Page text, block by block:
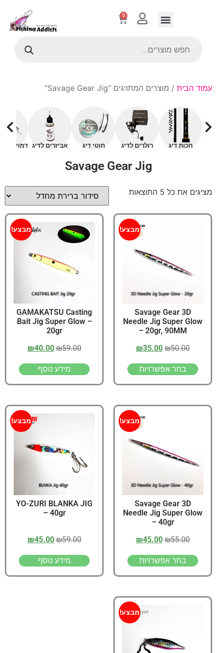
0
עמוד הבית / מוצרים המתויגים “Savage Gear Jig”
חכות דיג רולרים לדיג חוטי דיג אביזרים לדיג דמויים
Savage Gear Jig
מציגים את כל ⁦5⁩ התוצאות
מבצע!
Savage Gear 3D
Needle Jig Super Glow
– 20gr, 90MM
₪50.00
₪35.00
בחר אפשרויות
מבצע!
GAMAKATSU Casting
Bait Jig Super Glow –
20gr
₪59.00
₪40.00
מידע נוסף
מבצע!
Savage Gear 3D
Needle Jig Super Glow
– 40gr
₪55.00
₪45.00
בחר אפשרויות
מבצע!
YO-ZURI BLANKA JIG
– 40gr
₪59.00
₪45.00
מידע נוסף
מבצע!